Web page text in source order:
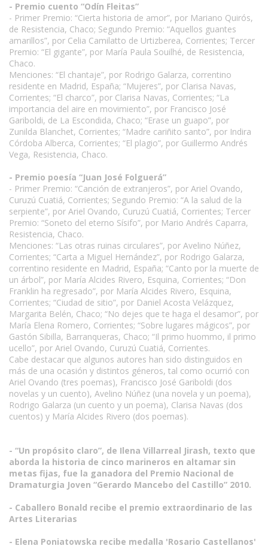
- Premio cuento “Odín Fleitas”
- Primer Premio: “Cierta historia de amor”, por Mariano Quirós,
de Resistencia, Chaco; Segundo Premio: “Aquellos guantes
amarillos”, por Celia Camilatto de Urtizberea, Corrientes; Tercer
Premio: “El gigante”, por María Paula Souilhé, de Resistencia,
Chaco.
Menciones: “El chantaje”, por Rodrigo Galarza, correntino
residente en Madrid, España; “Mujeres”, por Clarisa Navas,
Corrientes; “El charco”, por Clarisa Navas, Corrientes; “La
importancia del aire en movimiento”, por Francisco José
Gariboldi, de La Escondida, Chaco; “Erase un guapo”, por
Zunilda Blanchet, Corrientes; “Madre cariñito santo”, por Indira
Córdoba Alberca, Corrientes; “El plagio”, por Guillermo Andrés
Vega, Resistencia, Chaco.
- Premio poesía “Juan José Folguerá”
- Primer Premio: “Canción de extranjeros”, por Ariel Ovando,
Curuzú Cuatiá, Corrientes; Segundo Premio: “A la salud de la
serpiente”, por Ariel Ovando, Curuzú Cuatiá, Corrientes; Tercer
Premio: “Soneto del eterno Sísifo”, por Mario Andrés Caparra,
Resistencia, Chaco.
Menciones: “Las otras ruinas circulares”, por Avelino Núñez,
Corrientes; “Carta a Miguel Hernández”, por Rodrigo Galarza,
correntino residente en Madrid, España; “Canto por la muerte de
un árbol”, por María Alcides Rivero, Esquina, Corrientes; “Don
Franklin ha regresado”, por María Alcides Rivero, Esquina,
Corrientes; “Ciudad de sitio”, por Daniel Acosta Velázquez,
Margarita Belén, Chaco; “No dejes que te haga el desamor”, por
María Elena Romero, Corrientes; “Sobre lugares mágicos”, por
Gastón Sibilla, Barranqueras, Chaco; “Il primo huommo, il primo
ucello”, por Ariel Ovando, Curuzú Cuatiá, Corrientes.
Cabe destacar que algunos autores han sido distinguidos en
más de una ocasión y distintos géneros, tal como ocurrió con
Ariel Ovando (tres poemas), Francisco José Gariboldi (dos
novelas y un cuento), Avelino Núñez (una novela y un poema),
Rodrigo Galarza (un cuento y un poema), Clarisa Navas (dos
cuentos) y María Alcides Rivero (dos poemas).
- “Un propósito claro”, de Ilena Villarreal Jirash, texto que
aborda la historia de cinco marineros en altamar sin
metas fijas, fue la ganadora del Premio Nacional de
Dramaturgia Joven “Gerardo Mancebo del Castillo” 2010.
- Caballero Bonald recibe el premio extraordinario de las
Artes Literarias
- Elena Poniatowska recibe medalla 'Rosario Castellanos'